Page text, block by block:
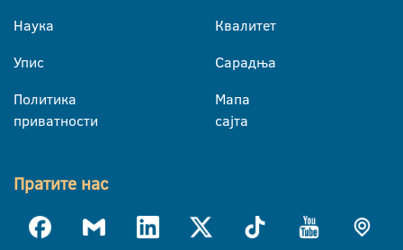
Наука
Упис
Политика
приватности
Квалитет
Сарадња
Мапа
сајта
Пратите нас